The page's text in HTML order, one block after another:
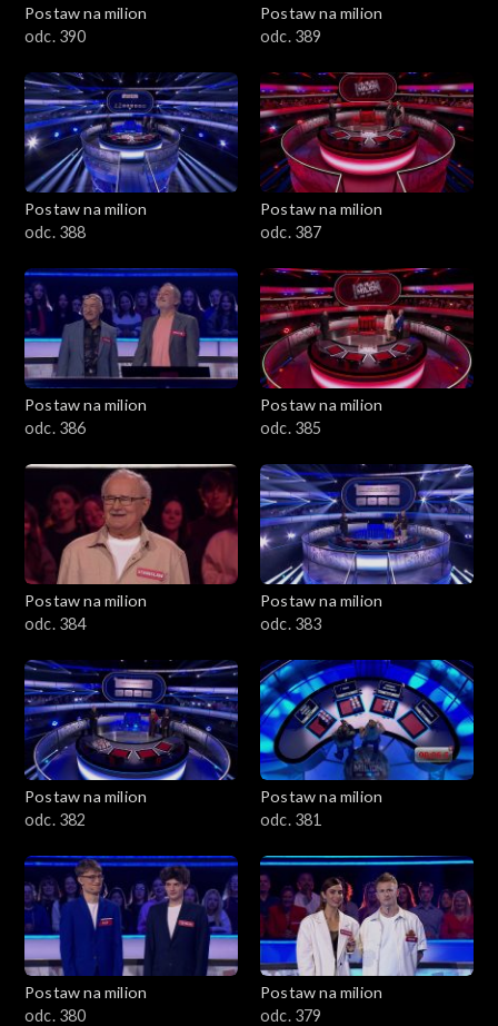
Postaw na milion
odc. 390
Postaw na milion
odc. 389
Postaw na milion
odc. 388
Postaw na milion
odc. 387
Postaw na milion
odc. 386
Postaw na milion
odc. 385
Postaw na milion
odc. 384
Postaw na milion
odc. 383
Postaw na milion
odc. 382
Postaw na milion
odc. 381
Postaw na milion
odc. 380
Postaw na milion
odc. 379